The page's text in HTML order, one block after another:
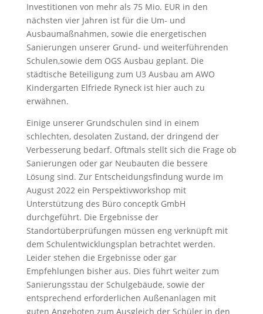
Investitionen von mehr als 75 Mio. EUR in den
nächsten vier Jahren ist für die Um- und
Ausbaumaßnahmen, sowie die energetischen
Sanierungen unserer Grund- und weiterführenden
Schulen,sowie dem OGS Ausbau geplant. Die
städtische Beteiligung zum U3 Ausbau am AWO
Kindergarten Elfriede Ryneck ist hier auch zu
erwähnen.
Einige unserer Grundschulen sind in einem
schlechten, desolaten Zustand, der dringend der
Verbesserung bedarf. Oftmals stellt sich die Frage ob
Sanierungen oder gar Neubauten die bessere
Lösung sind. Zur Entscheidungsfindung wurde im
August 2022 ein Perspektivworkshop mit
Unterstützung des Büro conceptk GmbH
durchgeführt. Die Ergebnisse der
Standortüberprüfungen müssen eng verknüpft mit
dem Schulentwicklungsplan betrachtet werden.
Leider stehen die Ergebnisse oder gar
Empfehlungen bisher aus. Dies führt weiter zum
Sanierungsstau der Schulgebäude, sowie der
entsprechend erforderlichen Außenanlagen mit
guten Angeboten zum Ausgleich der Schüler in den